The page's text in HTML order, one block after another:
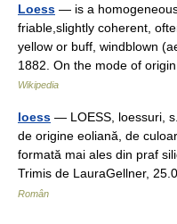
Loess — is a
friable,slightly coherent,
yellow or buff, windblown
1882. On the mode of
Wikipedia
loess — LOESS, loessuri,
de origine eoliană, de
formată mai ales din praf
Trimis de LauraGellner,
Român